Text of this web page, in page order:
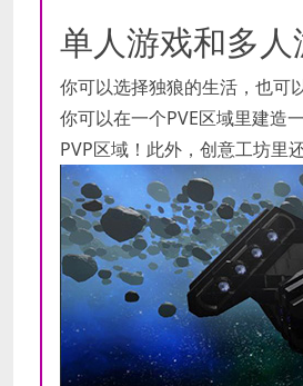
单人游戏和多人
你可以选择独狼的生活，也可
你可以在一个PVE区域里建造
PVP区域！此外，创意工坊里